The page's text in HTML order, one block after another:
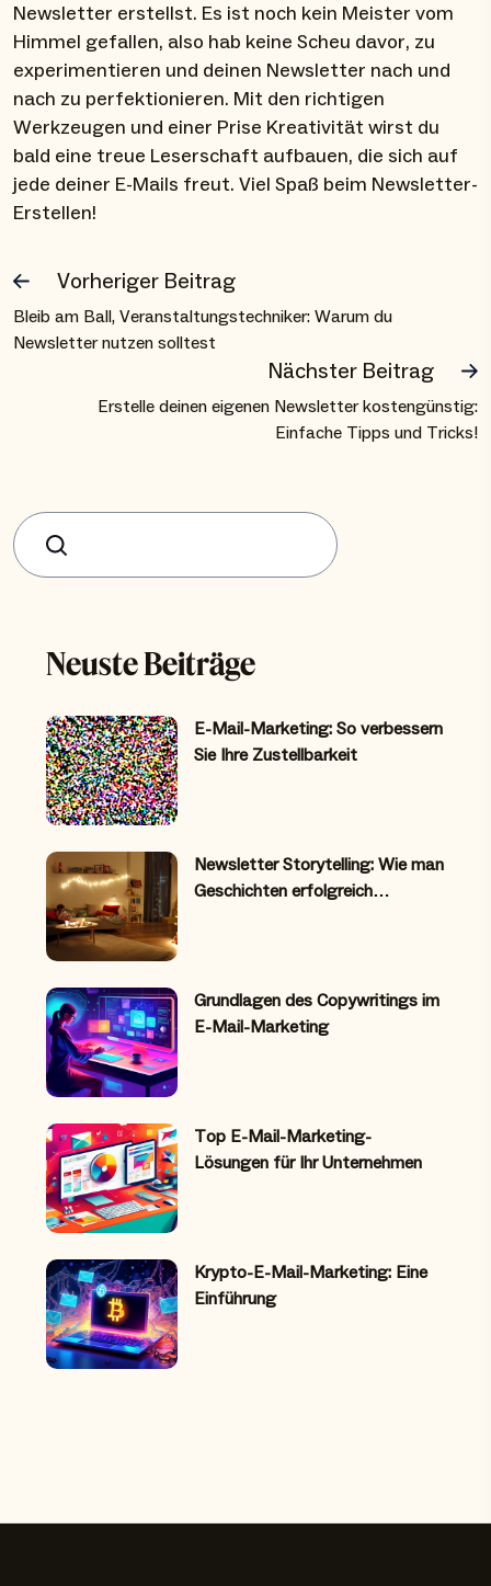
Newsletter erstellst. Es ist noch kein Meister vom
Himmel gefallen, also hab keine Scheu davor, zu
experimentieren und deinen Newsletter nach und
nach zu perfektionieren. Mit den richtigen
Werkzeugen und einer Prise Kreativität wirst du
bald eine treue Leserschaft aufbauen, die sich auf
jede deiner E-Mails freut. Viel Spaß beim Newsletter-
Erstellen!
Vorheriger Beitrag
Bleib am Ball, Veranstaltungstechniker: Warum du
Newsletter nutzen solltest
Nächster Beitrag
Erstelle deinen eigenen Newsletter kostengünstig:
Einfache Tipps und Tricks!
Suchen
Neuste Beiträge
E-Mail-Marketing: So verbessern
Sie Ihre Zustellbarkeit
Newsletter Storytelling: Wie man
Geschichten erfolgreich…
Grundlagen des Copywritings im
E-Mail-Marketing
Top E-Mail-Marketing-
Lösungen für Ihr Unternehmen
Krypto-E-Mail-Marketing: Eine
Einführung